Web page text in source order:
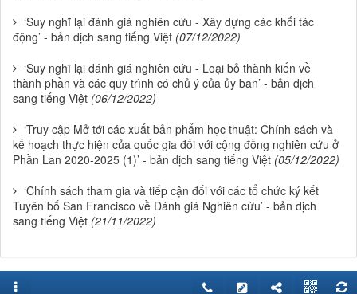
‘Suy nghĩ lại đánh giá nghiên cứu - Xây dựng các khối tác
động’ - bản dịch sang tiếng Việt (07/12/2022)
‘Suy nghĩ lại đánh giá nghiên cứu - Loại bỏ thành kiến về
thành phần và các quy trình có chủ ý của ủy ban’ - bản dịch
sang tiếng Việt (06/12/2022)
‘Truy cập Mở tới các xuất bản phẩm học thuật: Chính sách và
kế hoạch thực hiện của quốc gia đối với cộng đồng nghiên cứu ở
Phần Lan 2020-2025 (1)’ - bản dịch sang tiếng Việt (05/12/2022)
‘Chính sách tham gia và tiếp cận đối với các tổ chức ký kết
Tuyên bố San Francisco về Đánh giá Nghiên cứu’ - bản dịch
sang tiếng Việt (21/11/2022)